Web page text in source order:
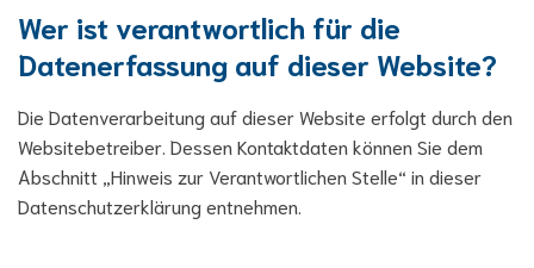
Wer ist verantwortlich für die
Datenerfassung auf dieser Website?
Die Datenverarbeitung auf dieser Website erfolgt durch den
Websitebetreiber. Dessen Kontaktdaten können Sie dem
Abschnitt „Hinweis zur Verantwortlichen Stelle“ in dieser
Datenschutzerklärung entnehmen.